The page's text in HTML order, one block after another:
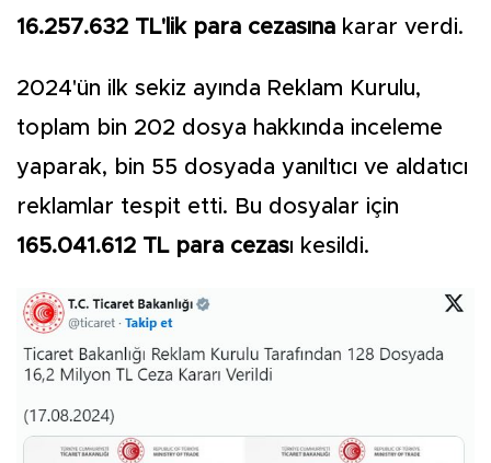
16.257.632 TL'lik para cezasına karar verdi.
2024'ün ilk sekiz ayında Reklam Kurulu,
toplam bin 202 dosya hakkında inceleme
yaparak, bin 55 dosyada yanıltıcı ve aldatıcı
reklamlar tespit etti. Bu dosyalar için
165.041.612 TL para cezası kesildi.